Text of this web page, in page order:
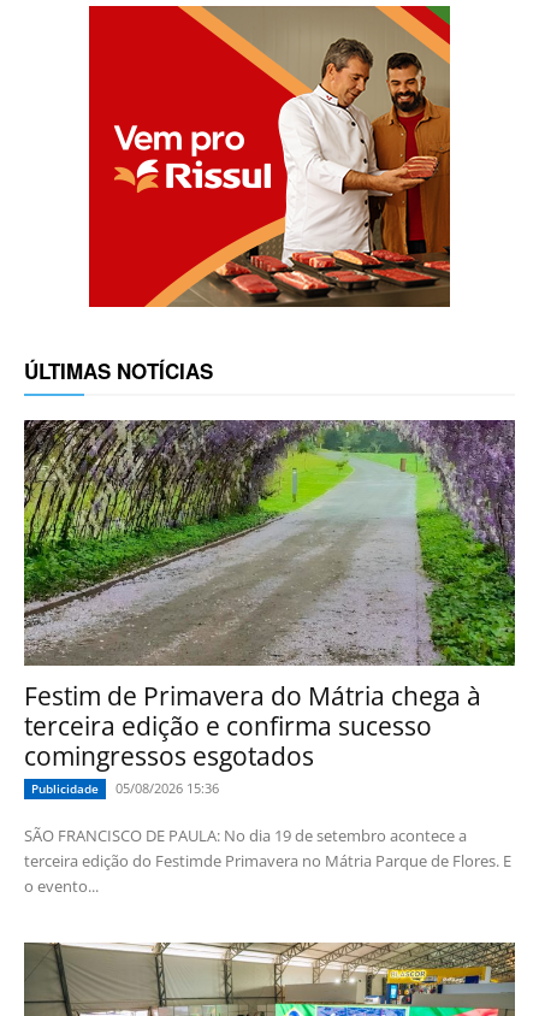
ÚLTIMAS NOTÍCIAS
Festim de Primavera do Mátria chega à
terceira edição e confirma sucesso
comingressos esgotados
Publicidade 05/08/2026 15:36
SÃO FRANCISCO DE PAULA: No dia 19 de setembro acontece a
terceira edição do Festimde Primavera no Mátria Parque de Flores. E
o evento...